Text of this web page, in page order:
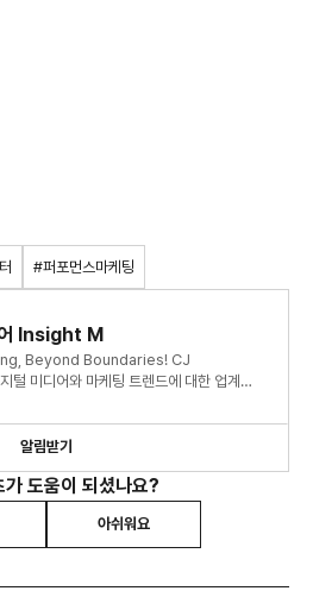
#퍼포먼스마케팅
Insight M
Beyond Boundaries! CJ
털 미디어와 마케팅 트렌드에 대한 업계
알림받기
가 도움이 되셨나요?
아쉬워요